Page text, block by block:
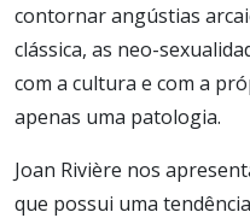
contornar angústias
clássica, as neo-
com a cultura e com a
apenas uma patologia.
Joan Rivière nos
que possui uma